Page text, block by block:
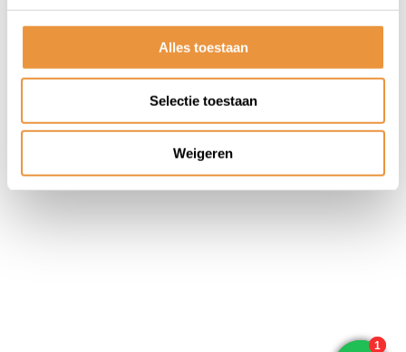
Alles toestaan
Selectie toestaan
Weigeren
Algemene voorwaarden Disclaimer
Privacy
Policy
Sitemap